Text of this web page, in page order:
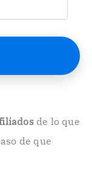
de lo que
de que